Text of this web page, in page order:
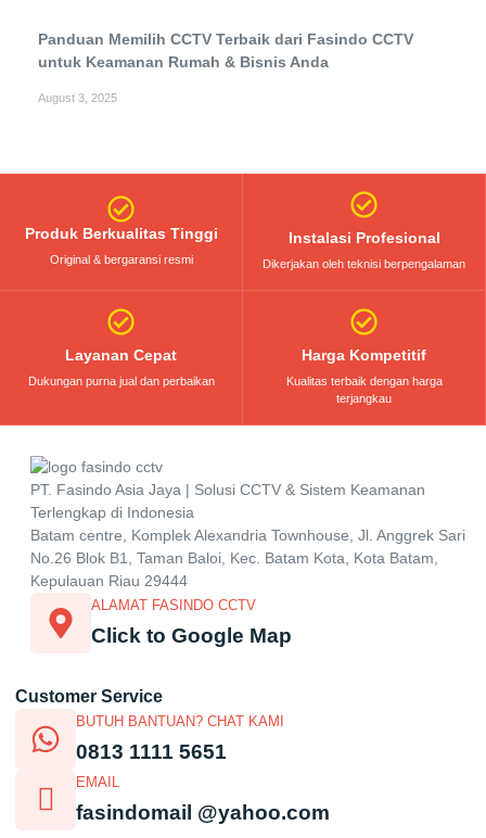
Panduan Memilih CCTV Terbaik dari Fasindo CCTV
untuk Keamanan Rumah & Bisnis Anda
August 3, 2025
Produk Berkualitas Tinggi
Original & bergaransi resmi
Instalasi Profesional
Dikerjakan oleh teknisi berpengalaman
Layanan Cepat
Dukungan purna jual dan perbaikan
Harga Kompetitif
Kualitas terbaik dengan harga
terjangkau
PT. Fasindo Asia Jaya | Solusi CCTV & Sistem Keamanan
Terlengkap di Indonesia
Batam centre, Komplek Alexandria Townhouse, Jl. Anggrek Sari
No.26 Blok B1, Taman Baloi, Kec. Batam Kota, Kota Batam,
Kepulauan Riau 29444
ALAMAT FASINDO CCTV
Click to Google Map
Customer Service
BUTUH BANTUAN? CHAT KAMI
0813 1111 5651
EMAIL
fasindomail @yahoo.com